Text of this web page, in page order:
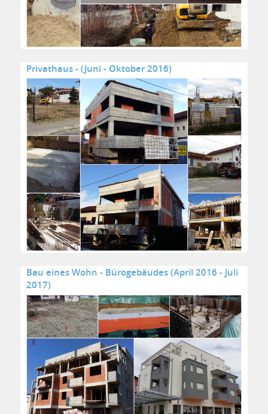
Privathaus - (Juni - Oktober 2016)
Bau eines Wohn - Bürogebäudes (April 2016 - Juli
2017)